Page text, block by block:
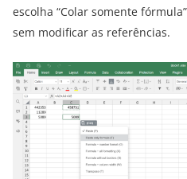
escolha “Colar somente
sem modificar as referências.